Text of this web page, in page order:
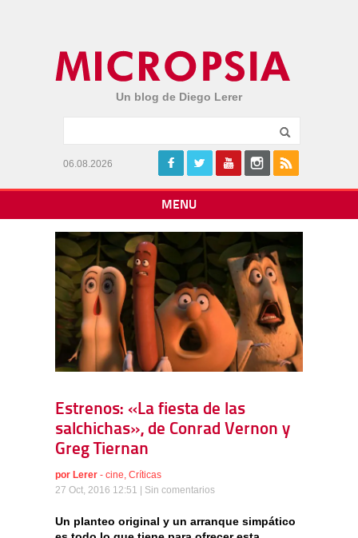
Un blog de Diego Lerer
06.08.2026
MENU
Estrenos: «La fiesta de las
salchichas», de Conrad Vernon y
Greg Tiernan
por Lerer - cine Críticas
27 Oct, 2016 12:51 | Sin comentarios
Un planteo original y un arranque simpático